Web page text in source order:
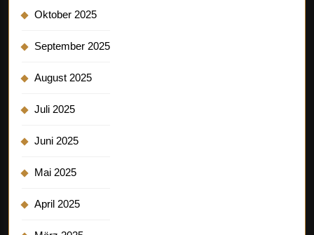
Oktober 2025
September 2025
August 2025
Juli 2025
Juni 2025
Mai 2025
April 2025